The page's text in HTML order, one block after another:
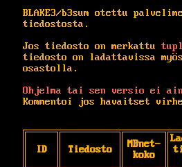
BLAKE3/b3sum otettu
tiedostosta.
Jos tiedosto on merkattu
tiedosto on ladattavissa
osastolla.
Ohjelma tai sen versio ei
Kommentoi jos havaitset
ID Tiedosto
MBnet-
koko